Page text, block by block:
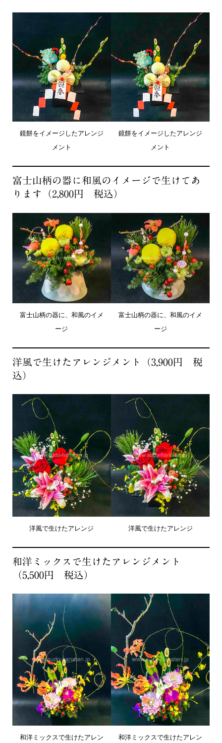
鏡餅をイメージしたアレンジ
メント
鏡餅をイメージしたアレンジ
メント
富士山柄の器に和風のイメージで生けてあ
ります（2,800円 税込）
富士山柄の器に、和風のイメ
ージ
富士山柄の器に、和風のイメ
ージ
洋風で生けたアレンジメント（3,900円 税
込）
洋風で生けたアレンジ 洋風で生けたアレンジ
和洋ミックスで生けたアレンジメント
（5,500円 税込）
和洋ミックスで生けたアレン 和洋ミックスで生けたアレン